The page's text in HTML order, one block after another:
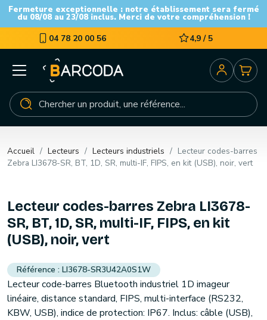
Fermeture exceptionnelle : notre établissement sera fermé
du 08/08 au 23/08 inclus. Merci de votre compréhension !
04 78 20 00 56 4,9 / 5
Accueil Lecteurs Lecteurs industriels
Lecteur codes-barres
Zebra LI3678-SR, BT, 1D, SR, multi-IF, FIPS, en kit (USB), noir, vert
Lecteur codes-barres Zebra LI3678-
SR, BT, 1D, SR, multi-IF, FIPS, en kit
(USB), noir, vert
LI3678-SR3U42A0S1W
Lecteur code-barres Bluetooth industriel 1D imageur
linéaire, distance standard, FIPS, multi-interface (RS232,
KBW, USB), indice de protection: IP67. Inclus: câble (USB),